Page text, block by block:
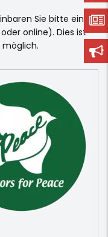
Sie bitte einen
online). Dies ist